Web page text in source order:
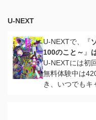
U-NEXT
U-NEXTで、『
100のこと～ 』
U-NEXTには初
無料体験中は
き、いつでもキ